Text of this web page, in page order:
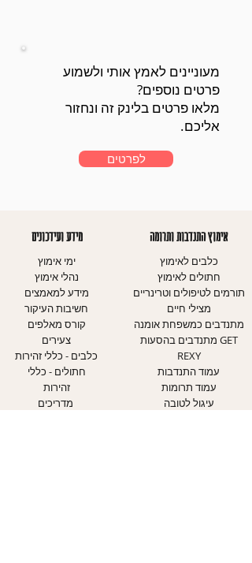
מעוניינים לאמץ אותי ולשמוע
פרטים נוספים?
מלאו פרטים בלינק זה ונחזור
אליכם.
לפרטים
מידע ועידכונים
ימי אימוץ
נהלי אימוץ
מידע למאמצים
חשיבות העיקור
קורס מאלפים
צעירים
כלבים - כללי זהירות
חתולים - כללי
זהירות
אימוץ התנדבות ותרומה
כלבים לאימוץ
חתולים לאימוץ
תורמים לטיפולים וטרינריים
מצילי חיים
מתנדבים כמשפחת אומנה
מתנדבים בהסעות GET
REXY
עמוד התנדבות
עמוד תרומות
עיגול לטובה